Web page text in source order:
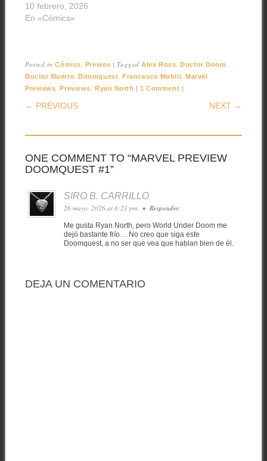
10 febrero, 2026
En «Cómics»
Posted inCómics, Previos |TaggedAlex Ross,Doctor Doom,
Doctor Muerte,Doomquest,Francesco Mobili,Marvel
Previews,Previews, Ryan North |1 Comment |
POST NAVIGATION
← PREVIOUS NEXT →
ONE COMMENT TO “MARVEL PREVIEW
DOOMQUEST #1”
SIRO B. CARRILLO
26 mayo, 2026 at 8:21 pm • Responder
Me gusta Ryan North, pero World Under Doom me
dejó bastante frío… No creo que siga este
Doomquest, a no ser que vea que hablan bien de él.
DEJA UN COMENTARIO